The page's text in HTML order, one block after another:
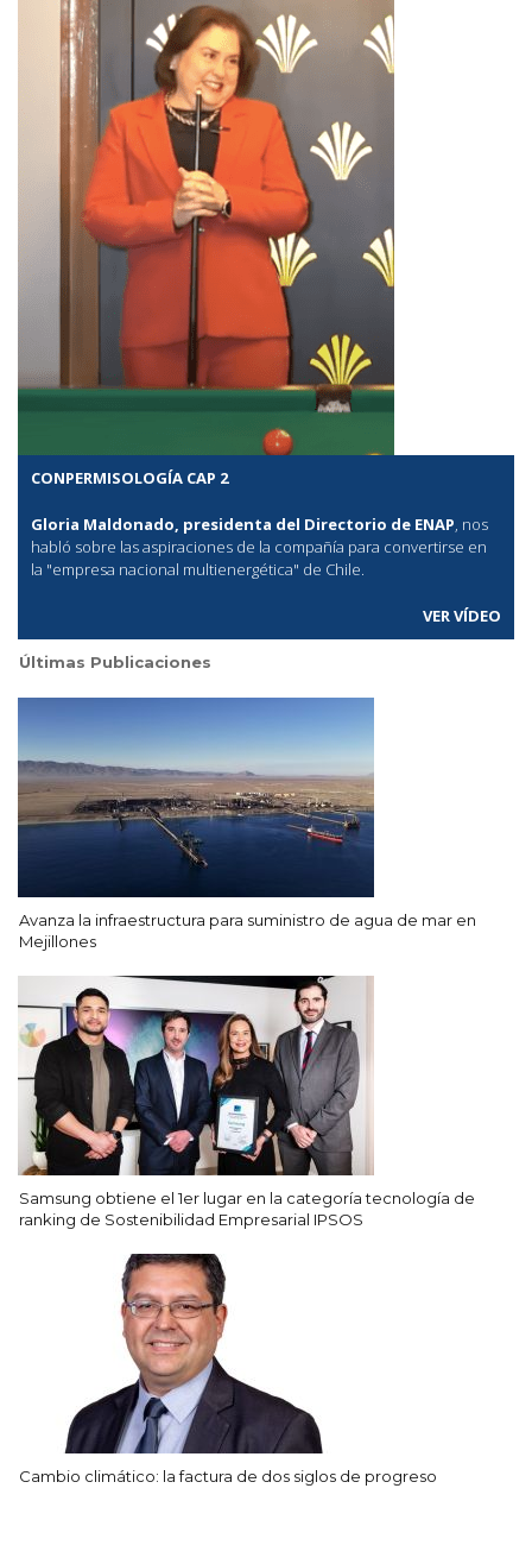
CONPERMISOLOGÍA CAP 2
Gloria Maldonado, presidenta del Directorio de ENAP , nos
habló sobre las aspiraciones de la compañía para convertirse en
la "empresa nacional multienergética" de Chile.
VER VÍDEO
Últimas Publicaciones
Avanza la infraestructura para suministro de agua de mar en
Mejillones
Samsung obtiene el 1er lugar en la categoría tecnología de
ranking de Sostenibilidad Empresarial IPSOS
Cambio climático: la factura de dos siglos de progreso